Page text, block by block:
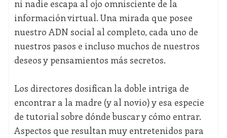
ni nadie escapa al ojo omnisciente de la
información virtual. Una mirada que posee
nuestro ADN social al completo, cada uno de
nuestros pasos e incluso muchos de nuestros
deseos y pensamientos más secretos.
Los directores dosifican la doble intriga de
encontrar a la madre (y al novio) y esa especie
de tutorial sobre dónde buscar y cómo entrar.
Aspectos que resultan muy entretenidos para